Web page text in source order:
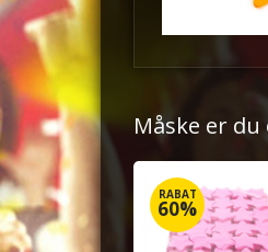
Måske er
RABAT
60%